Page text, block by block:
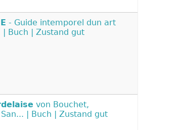
- Guide intemporel dun art
| Buch | Zustand gut
von Bouchet,
| Buch | Zustand gut